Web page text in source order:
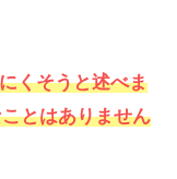
くそうと述べま
とはありません